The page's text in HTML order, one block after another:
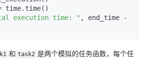
execution time: " , end_time -
和 task2 是两个模拟的任务函数，每个任